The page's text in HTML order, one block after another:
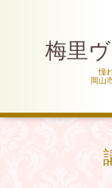
梅里
憧
岡山